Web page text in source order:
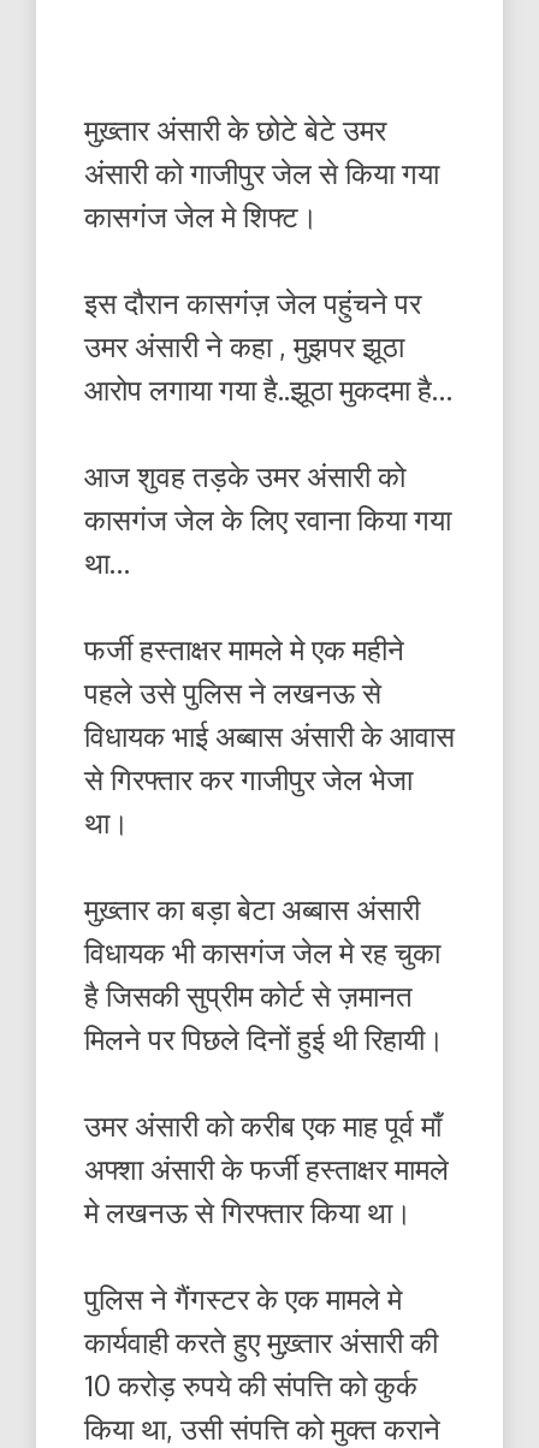
मुख़्तार अंसारी के छोटे बेटे उमर
अंसारी को गाजीपुर जेल से किया गया
कासगंज जेल मे शिफ्ट।
इस दौरान कासगंज़ जेल पहुंचने पर
उमर अंसारी ने कहा , मुझपर झूठा
आरोप लगाया गया है..झूठा मुकदमा है…
आज शुवह तड़के उमर अंसारी को
कासगंज जेल के लिए रवाना किया गया
था…
फर्जी हस्ताक्षर मामले मे एक महीने
पहले उसे पुलिस ने लखनऊ से
विधायक भाई अब्बास अंसारी के आवास
से गिरफ्तार कर गाजीपुर जेल भेजा
था।
मुख़्तार का बड़ा बेटा अब्बास अंसारी
विधायक भी कासगंज जेल मे रह चुका
है जिसकी सुप्रीम कोर्ट से ज़मानत
मिलने पर पिछले दिनों हुई थी रिहायी।
उमर अंसारी को करीब एक माह पूर्व माँ
अफ्शा अंसारी के फर्जी हस्ताक्षर मामले
मे लखनऊ से गिरफ्तार किया था।
पुलिस ने गैंगस्टर के एक मामले मे
कार्यवाही करते हुए मुख़्तार अंसारी की
10 करोड़ रुपये की संपत्ति को कुर्क
किया था, उसी संपत्ति को मुक्त कराने